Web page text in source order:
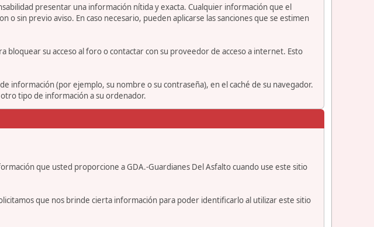
presentar una información nítida y exacta. Cualquier información que el
sin previo aviso. En caso necesario, pueden aplicarse las sanciones que se estimen
bloquear su acceso al foro o contactar con su proveedor de acceso a internet. Esto
información (por ejemplo, su nombre o su contraseña), en el caché de su navegador.
tipo de información a su ordenador.
que usted proporcione a GDA.-Guardianes Del Asfalto cuando use este sitio
que nos brinde cierta información para poder identificarlo al utilizar este sitio